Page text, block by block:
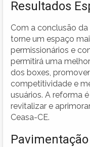
Resultados
Com a conclusão
torne um espaço
permissionários e
permitirá uma
dos boxes,
competitividade e
usuários. A reforma
revitalizar e
Ceasa-CE.